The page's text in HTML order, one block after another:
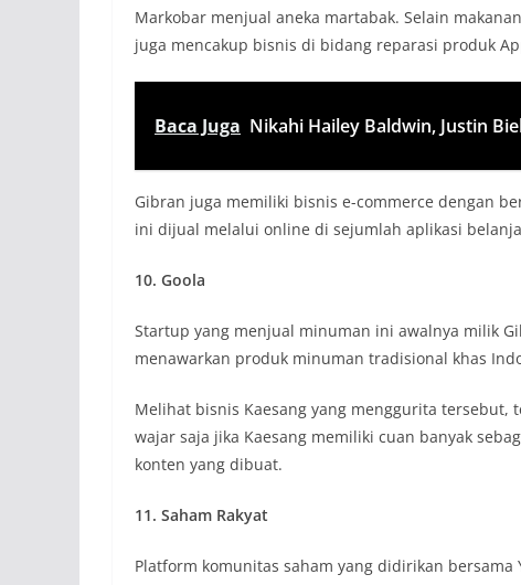
Markobar menjual aneka martabak. Selain
juga mencakup bisnis di bidang reparasi produk
Baca Juga Nikahi Hailey Baldwin, Justin
Gibran juga memiliki bisnis e-commerce dengan
ini dijual melalui online di sejumlah aplikasi
10. Goola
Startup yang menjual minuman ini awalnya milik
menawarkan produk minuman tradisional khas
Melihat bisnis Kaesang yang menggurita
wajar saja jika Kaesang memiliki cuan banyak
konten yang dibuat.
11. Saham Rakyat
Platform komunitas saham yang didirikan